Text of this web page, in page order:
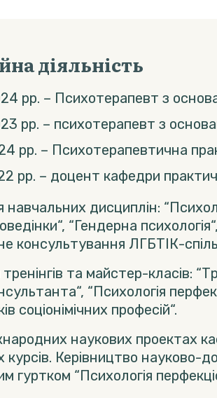
діяльність
рр. – Психотерапевт з
рр. – психотерапевт з
рр. – Психотерапевтична
рр. – доцент кафедри
дисциплін:
“Гендерна
консультування ЛГБТІК-
та майстер-класів:
“Психологія
соціонімічних професій“.
наукових проектах
курсів. Керівництво
гуртком “Психологія